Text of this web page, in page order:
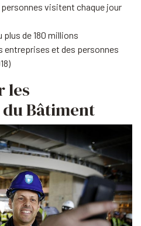
visitent chaque jour
plus de 180 millions
entreprises et des personnes
les
Bâtiment